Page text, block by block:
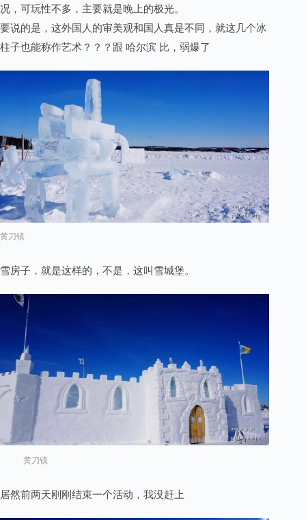
况，可玩性不多，主要就是晚上的极光。
要说的是，这外国人的审美观和国人真是不同，就这几个冰
柱子也能称作艺术？？？跟 哈尔滨 比，弱爆了
黄刀镇
雪房子，就是这样的，不是，这叫雪城堡。
黄刀镇
居然前两天刚刚结束一个活动，我没赶上